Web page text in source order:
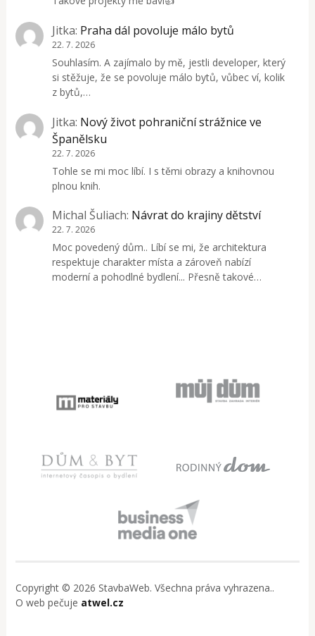
Jitka: Praha dál povoluje málo bytů
22. 7. 2026
Souhlasím. A zajímalo by mě, jestli developer, který
si stěžuje, že se povoluje málo bytů, vůbec ví, kolik
z bytů,…
Jitka: Nový život pohraniční strážnice ve
Španělsku
22. 7. 2026
Tohle se mi moc líbí. I s těmi obrazy a knihovnou
plnou knih.
Michal Šuliach: Návrat do krajiny dětství
22. 7. 2026
Moc povedený dům.. Líbí se mi, že architektura
respektuje charakter místa a zároveň nabízí
moderní a pohodlné bydlení... Přesně takové…
Copyright © 2026 StavbaWeb. Všechna práva vyhrazena..
O web pečuje atwel.cz